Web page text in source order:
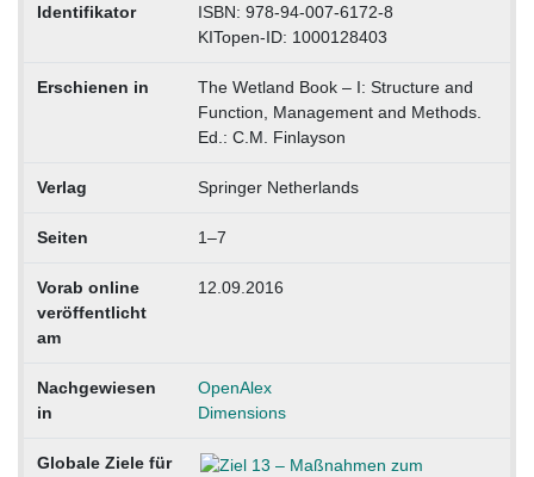
Identifikator
ISBN: 978-94-007-6172-8
KITopen-ID: 1000128403
Erschienen in
The Wetland Book – I: Structure and
Function, Management and Methods.
Ed.: C.M. Finlayson
Verlag Springer Netherlands
Seiten 1–7
Vorab online
veröffentlicht
am
12.09.2016
Nachgewiesen
in
OpenAlex
Dimensions
Globale Ziele für